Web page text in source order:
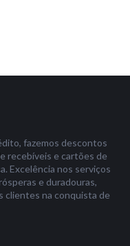
fazemos descontos
recebíveis e cartões de
Excelência nos serviços
e duradouras,
clientes na conquista de